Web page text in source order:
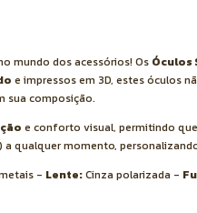
mundo dos acessórios! Os Óculos
e impressos em 3D, estes óculos
sua composição.
e conforto visual, permitindo
a qualquer momento,
- Lente:Cinza polarizada -